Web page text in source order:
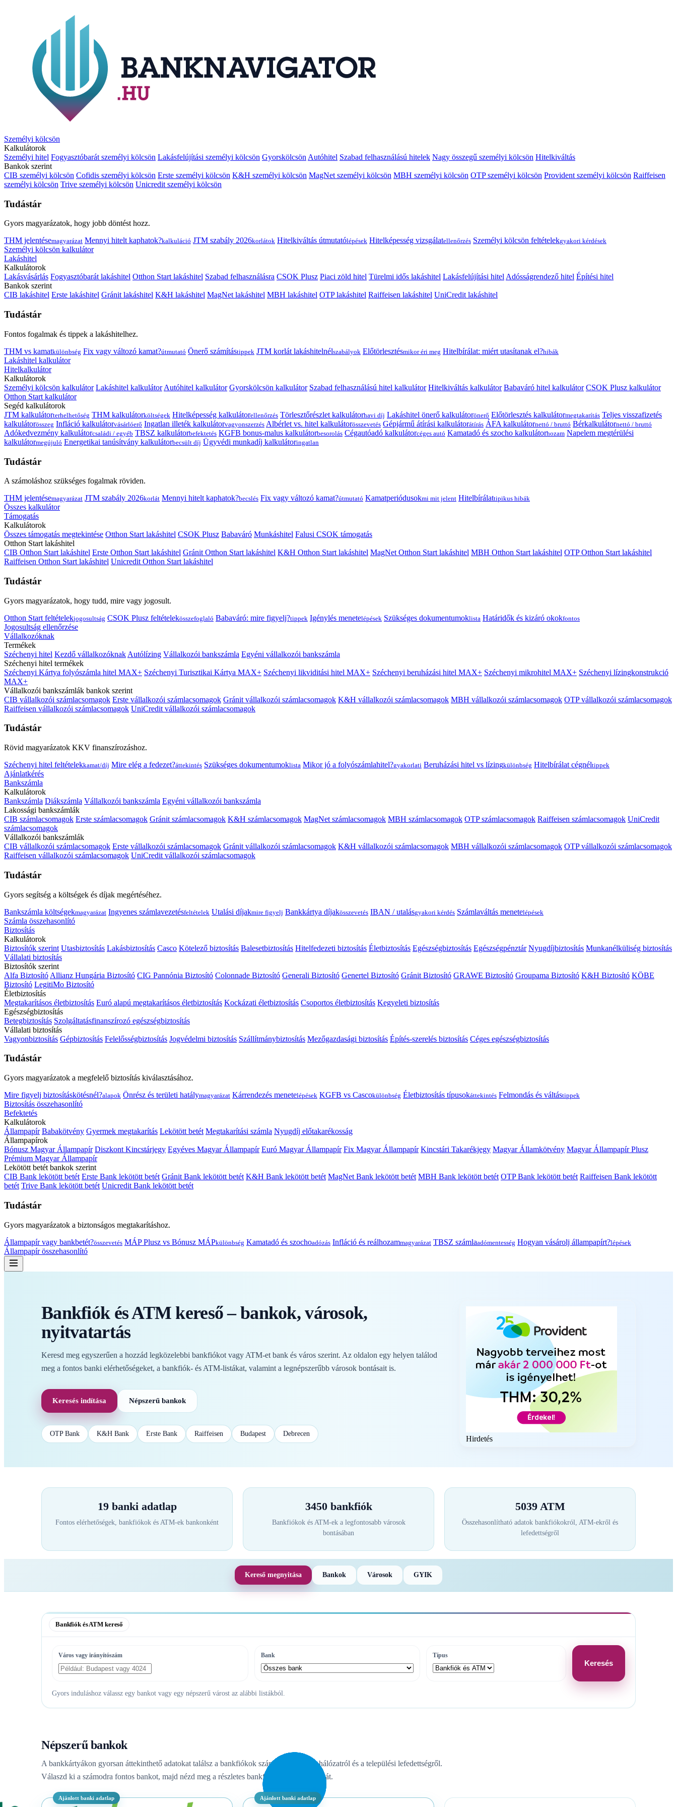
Személyi kölcsön
Kalkulátorok
Személyi hitel Fogyasztóbarát személyi kölcsön Lakásfelújítási személyi kölcsön Gyorskölcsön Autóhitel Szabad felhasználású hitelek Nagy összegű személyi kölcsön Hitelkiváltás
Bankok szerint
CIB személyi kölcsön Cofidis személyi kölcsön Erste személyi kölcsön K&H személyi kölcsön MagNet személyi kölcsön MBH személyi kölcsön OTP személyi kölcsön Provident személyi kölcsön Raiffeisen
személyi kölcsön Trive személyi kölcsön Unicredit személyi kölcsön
Tudástár
Gyors magyarázatok, hogy jobb döntést hozz.
THM jelentésemagyarázat Mennyi hitelt kaphatok?kalkuláció JTM szabály 2026korlátok Hitelkiváltás útmutatólépések Hitelképesség vizsgálatellenőrzés Személyi kölcsön feltételekgyakori kérdések
Személyi kölcsön kalkulátor
Lakáshitel
Kalkulátorok
Lakásvásárlás Fogyasztóbarát lakáshitel Otthon Start lakáshitel Szabad felhasználásra CSOK Plusz Piaci zöld hitel Türelmi idős lakáshitel Lakásfelújítási hitelAdósságrendező hitel Építési hitel
Bankok szerint
CIB lakáshitel Erste lakáshitel Gránit lakáshitel K&H lakáshitel MagNet lakáshitel MBH lakáshitel OTP lakáshitel Raiffeisen lakáshitel UniCredit lakáshitel
Tudástár
Fontos fogalmak és tippek a lakáshitelhez.
THM vs kamatkülönbség Fix vagy változó kamat?útmutató Önerő számítástippek JTM korlát lakáshitelnélszabályok Előtörlesztésmikor éri meg Hitelbírálat: miért utasítanak el?hibák
Lakáshitel kalkulátor
Hitelkalkulátor
Kalkulátorok
Személyi kölcsön kalkulátor Lakáshitel kalkulátor Autóhitel kalkulátor Gyorskölcsön kalkulátor Szabad felhasználású hitel kalkulátor Hitelkiváltás kalkulátor Babaváró hitel kalkulátor CSOK Plusz kalkulátor
Otthon Start kalkulátor
Segéd kalkulátorok
JTM kalkulátorterhelhetőség THM kalkulátorköltségek Hitelképesség kalkulátorellenőrzés Törlesztőrészlet kalkulátorhavi díj Lakáshitel önerő kalkulátorönerő Előtörlesztés kalkulátormegtakarítás Teljes visszafizetés
kalkulátorösszeg Infláció kalkulátorvásárlóerő Ingatlan illeték kalkulátorvagyonszerzés Albérlet vs. hitel kalkulátorösszevetés Gépjármű átírási kalkulátorátírás ÁFA kalkulátornettó / bruttó Bérkalkulátornettó / bruttó
Adókedvezmény kalkulátorcsaládi / egyéb TBSZ kalkulátorbefektetés KGFB bonus-malus kalkulátorbesorolás Cégautóadó kalkulátorcéges autó Kamatadó és szocho kalkulátorhozam Napelem megtérülési
kalkulátormegújuló Energetikai tanúsítvány kalkulátorbecsült díj Ügyvédi munkadíj kalkulátoringatlan
Tudástár
A számoláshoz szükséges fogalmak röviden.
THM jelentésemagyarázat JTM szabály 2026korlát Mennyi hitelt kaphatok?becslés Fix vagy változó kamat?útmutató Kamatperiódusokmi mit jelent Hitelbírálattipikus hibák
Összes kalkulátor
Támogatás
Kalkulátorok
Összes támogatás megtekintése Otthon Start lakáshitel CSOK Plusz Babaváró Munkáshitel Falusi CSOK támogatás
Otthon Start lakáshitel
CIB Otthon Start lakáshitel Erste Otthon Start lakáshitel Gránit Otthon Start lakáshitel K&H Otthon Start lakáshitel MagNet Otthon Start lakáshitel MBH Otthon Start lakáshitel OTP Otthon Start lakáshitel
Raiffeisen Otthon Start lakáshitel Unicredit Otthon Start lakáshitel
Tudástár
Gyors magyarázatok, hogy tudd, mire vagy jogosult.
Otthon Start feltételekjogosultság CSOK Plusz feltételekösszefoglaló Babaváró: mire figyelj?tippek Igénylés menetelépések Szükséges dokumentumoklista Határidők és kizáró okokfontos
Jogosultság ellenőrzése
Vállalkozóknak
Termékek
Széchenyi hitel Kezdő vállalkozóknak Autólízing Vállalkozói bankszámla Egyéni vállalkozói bankszámla
Széchenyi hitel termékek
Széchenyi Kártya folyószámla hitel MAX+ Széchenyi Turisztikai Kártya MAX+ Széchenyi likviditási hitel MAX+ Széchenyi beruházási hitel MAX+ Széchenyi mikrohitel MAX+ Széchenyi lízingkonstrukció
MAX+
Vállalkozói bankszámlák bankok szerint
CIB vállalkozói számlacsomagok Erste vállalkozói számlacsomagok Gránit vállalkozói számlacsomagok K&H vállalkozói számlacsomagok MBH vállalkozói számlacsomagok OTP vállalkozói számlacsomagok
Raiffeisen vállalkozói számlacsomagok UniCredit vállalkozói számlacsomagok
Tudástár
Rövid magyarázatok KKV finanszírozáshoz.
Széchenyi hitel feltételekkamat/díj Mire elég a fedezet?áttekintés Szükséges dokumentumoklista Mikor jó a folyószámlahitel?gyakorlati Beruházási hitel vs lízingkülönbség Hitelbírálat cégnéltippek
Ajánlatkérés
Bankszámla
Kalkulátorok
Bankszámla Diákszámla Vállalkozói bankszámla Egyéni vállalkozói bankszámla
Lakossági bankszámlák
CIB számlacsomagok Erste számlacsomagok Gránit számlacsomagok K&H számlacsomagok MagNet számlacsomagok MBH számlacsomagok OTP számlacsomagok Raiffeisen számlacsomagok UniCredit
számlacsomagok
Vállalkozói bankszámlák
CIB vállalkozói számlacsomagok Erste vállalkozói számlacsomagok Gránit vállalkozói számlacsomagok K&H vállalkozói számlacsomagok MBH vállalkozói számlacsomagok OTP vállalkozói számlacsomagok
Raiffeisen vállalkozói számlacsomagok UniCredit vállalkozói számlacsomagok
Tudástár
Gyors segítség a költségek és díjak megértéséhez.
Bankszámla költségekmagyarázat Ingyenes számlavezetésfeltételek Utalási díjakmire figyelj Bankkártya díjakösszevetés IBAN / utalásgyakori kérdés Számlaváltás menetelépések
Számla összehasonlító
Biztosítás
Kalkulátorok
Biztosítók szerint Utasbiztosítás Lakásbiztosítás Casco Kötelező biztosítás Balesetbiztosítás Hitelfedezeti biztosítás Életbiztosítás Egészségbiztosítás Egészségpénztár Nyugdíjbiztosítás Munkanélküliség biztosítás
Vállalati biztosítás
Biztosítók szerint
Alfa Biztosító Allianz Hungária Biztosító CIG Pannónia Biztosító Colonnade Biztosító Generali Biztosító Genertel Biztosító Gránit Biztosító GRAWE Biztosító Groupama Biztosító K&H Biztosító KÖBE
Biztosító LegitiMo Biztosító
Életbiztosítás
Megtakarításos életbiztosítás Euró alapú megtakarításos életbiztosítás Kockázati életbiztosítás Csoportos életbiztosítás Kegyeleti biztosítás
Egészségbiztosítás
Betegbiztosítás Szolgáltatásfinanszírozó egészségbiztosítás
Vállalati biztosítás
Vagyonbiztosítás Gépbiztosítás Felelősségbiztosítás Jogvédelmi biztosítás Szállítmánybiztosítás Mezőgazdasági biztosítás Építés-szerelés biztosítás Céges egészségbiztosítás
Tudástár
Gyors magyarázatok a megfelelő biztosítás kiválasztásához.
Mire figyelj biztosításkötésnél?alapok Önrész és területi hatálymagyarázat Kárrendezés menetelépések KGFB vs Cascokülönbség Életbiztosítás típusokáttekintés Felmondás és váltástippek
Biztosítás összehasonlító
Befektetés
Kalkulátorok
Állampapír Babakötvény Gyermek megtakarítás Lekötött betét Megtakarítási számla Nyugdíj előtakarékosság
Állampapírok
Bónusz Magyar Állampapír Diszkont Kincstárjegy Egyéves Magyar Állampapír Euró Magyar Állampapír Fix Magyar Állampapír Kincstári Takarékjegy Magyar Államkötvény Magyar Állampapír Plusz
Prémium Magyar Állampapír
Lekötött betét bankok szerint
CIB Bank lekötött betét Erste Bank lekötött betét Gránit Bank lekötött betét K&H Bank lekötött betét MagNet Bank lekötött betét MBH Bank lekötött betét OTP Bank lekötött betét Raiffeisen Bank lekötött
betét Trive Bank lekötött betét Unicredit Bank lekötött betét
Tudástár
Gyors magyarázatok a biztonságos megtakarításhoz.
Állampapír vagy bankbetét?összevetés MÁP Plusz vs Bónusz MÁPkülönbség Kamatadó és szochoadózás Infláció és reálhozammagyarázat TBSZ számlaadómentesség Hogyan vásárolj állampapírt?lépések
Állampapír összehasonlító
Bankfiók és ATM kereső – bankok, városok,
nyitvatartás
Keresd meg egyszerűen a hozzád legközelebbi bankfiókot vagy ATM-et bank és város szerint. Az oldalon egy helyen találod
meg a fontos banki elérhetőségeket, a bankfiók- és ATM-listákat, valamint a legnépszerűbb városok bontásait is.
Keresés indítása Népszerű bankok
OTP Bank K&H Bank Erste Bank Raiffeisen Budapest Debrecen
Hirdetés
19 banki adatlap
Fontos elérhetőségek, bankfiókok és ATM-ek bankonként
3450 bankfiók
Bankfiókok és ATM-ek a legfontosabb városok
bontásában
5039 ATM
Összehasonlítható adatok bankfiókokról, ATM-ekről és
lefedettségről
Kereső megnyitása Bankok Városok GYIK
Bankfiók és ATM kereső
Város vagy irányítószám Bank Típus
Keresés
Gyors induláshoz válassz egy bankot vagy egy népszerű várost az alábbi listákból.
Népszerű bankok
A bankkártyákon gyorsan áttekinthető adatokat találsz a bankfiókok számáról, az ATM-hálózatról és a települési lefedettségről.
Válaszd ki a számodra fontos bankot, majd nézd meg a részletes bankfiók- vagy ATM-listát.
Ajánlott banki adatlap Ajánlott banki adatlap